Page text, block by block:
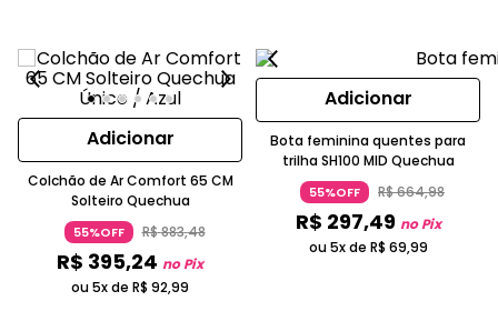
Adicionar
Colchão de Ar Comfort 65 CM
Solteiro Quechua
55%OFF R$883,48
R$ 395,24 no Pix
ou 5x de R$ 92,99
Adicionar
Bota feminina quentes para
trilha SH100 MID Quechua
55%OFF R$664,98
R$ 297,49 no Pix
ou 5x de R$ 69,99